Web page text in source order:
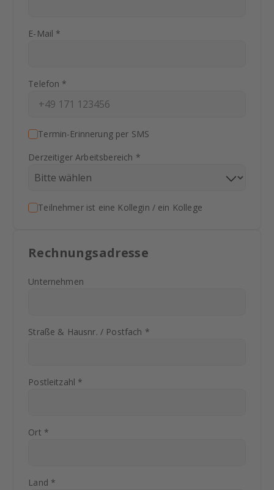
E-Mail *
Telefon *
Termin-Erinnerung per SMS
Derzeitiger Arbeitsbereich *
Teilnehmer ist eine Kollegin / ein Kollege
Rechnungsadresse
Unternehmen
Straße & Hausnr. / Postfach *
Postleitzahl *
Ort *
Land *